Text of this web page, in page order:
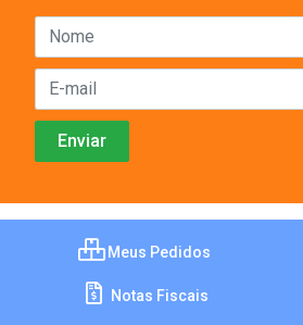
Meus Pedidos
Notas Fiscais